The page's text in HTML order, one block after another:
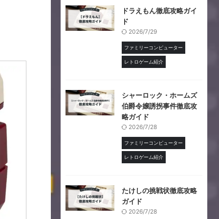
ドラえもん徹底攻略ガイ
ド
2026/7/29
ファミリーコンピューター
レトロゲーム紹介
シャーロック・ホームズ
伯爵令嬢誘拐事件徹底攻
略ガイド
2026/7/28
ファミリーコンピューター
レトロゲーム紹介
たけしの挑戦状徹底攻略
ガイド
2026/7/28